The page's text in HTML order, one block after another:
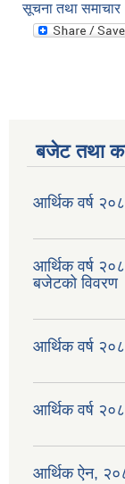
सूचना तथा समाचार
बजेट तथा
आर्थिक वर्ष
आर्थिक वर्ष
बजेटको विवरण
आर्थिक वर्ष
आर्थिक वर्ष
आर्थिक ऐन,